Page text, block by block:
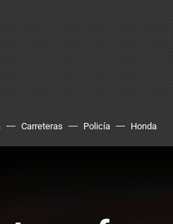
Carreteras Policía Honda